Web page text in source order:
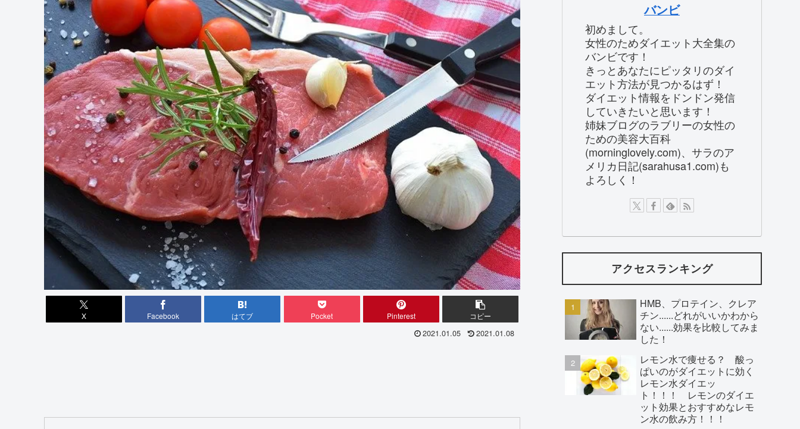
X Facebook はてブ Pocket Pinterest コピー
2021.01.05 2021.01.08
バンビ
初めまして。
女性のためダイエット大全集の
バンビです！
きっとあなたにピッタリのダイ
エット方法が見つかるはず！
ダイエット情報をドンドン発信
していきたいと思います！
姉妹ブログのラブリーの女性の
ための美容大百科
(morninglovely.com)、サラのア
メリカ日記(sarahusa1.com)も
よろしく！
アクセスランキング
HMB、プロテイン、クレア
チン......どれがいいかわから
ない......効果を比較してみま
した！
レモン水で痩せる？ 酸っ
ぱいのがダイエットに効く
レモン水ダイエッ
ト！！！ レモンのダイエ
ット効果とおすすめなレモ
ン水の飲み方！！！